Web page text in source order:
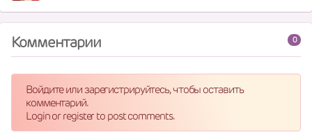
0
Комментарии
Войдите или зарегистрируйтесь, чтобы оставить
комментарий.
Login or register to post comments.